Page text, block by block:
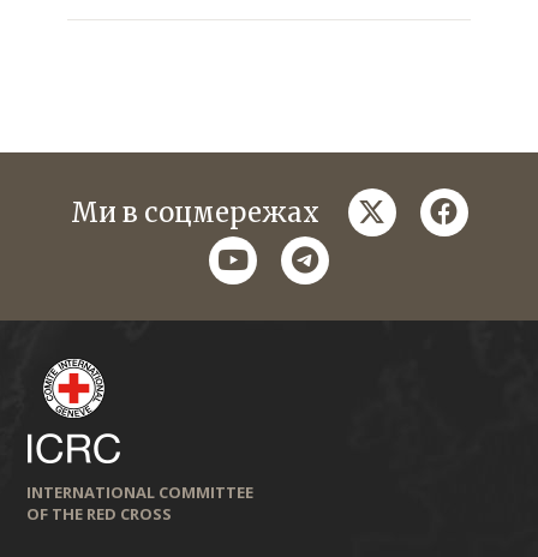
Ми в соцмережах twitter
youtubetelegram
INTERNATIONAL COMMITTEE
OF THE RED CROSS